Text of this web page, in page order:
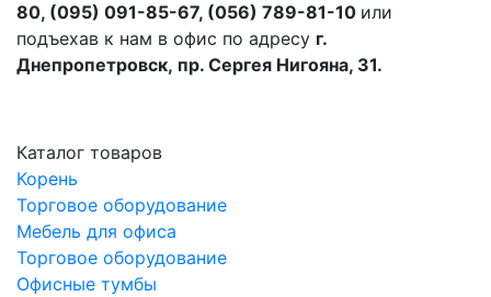
80, (095) 091-85-67, (056) 789-81-10 или
подъехав к нам в офис по адресу г.
Днепропетровск, пр. Сергея Нигояна, 31.
Каталог товаров
Корень
Торговое оборудование
Мебель для офиса
Торговое оборудование
Офисные тумбы